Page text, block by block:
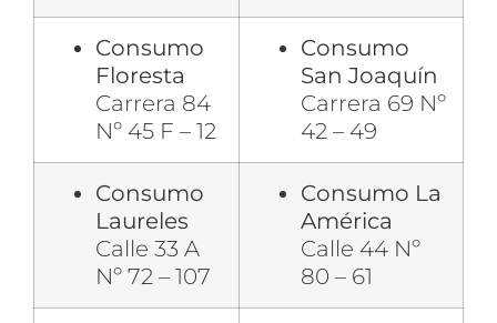
Consumo
Floresta
Carrera 84
Nº 45 F – 12
Consumo
San Joaquín
Carrera 69 Nº
42 – 49
Consumo
Laureles
Calle 33 A
Nº 72 – 107
Consumo La
América
Calle 44 Nº
80 – 61